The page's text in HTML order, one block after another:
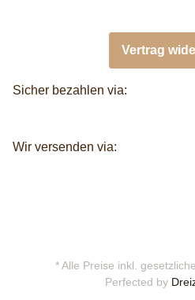
Vertrag
Sicher bezahlen via:
Wir versenden via:
* Alle Preise inkl.
Perfected by